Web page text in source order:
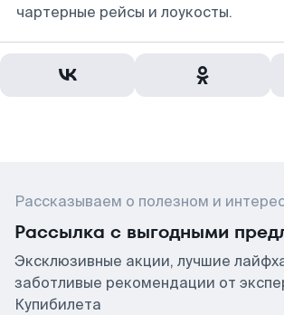
чартерные рейсы и лоукосты.
Рассказываем о полезном и
Рассылка с выгодными
Эксклюзивные акции, лучшие
заботливые рекомендации от
Купибилета